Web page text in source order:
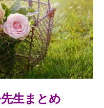
生まとめ